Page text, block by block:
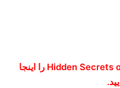
مستند رازهای پنهان پول Hidden Secrets of Money را اینجا